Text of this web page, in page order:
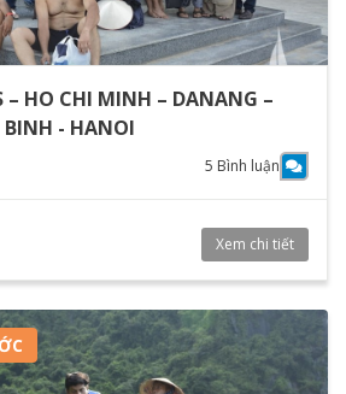
– HO CHI MINH – DANANG –
- HANOI
5 Bình luận
Xem chi tiết